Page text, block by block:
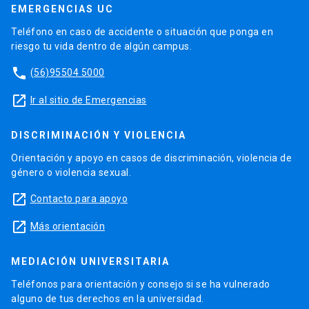
EMERGENCIAS UC
Teléfono en caso de accidente o situación que ponga en
riesgo tu vida dentro de algún campus.
phone (56)95504 5000
launch Ir al sitio de Emergencias
DISCRIMINACIÓN Y VIOLENCIA
Orientación y apoyo en casos de discriminación, violencia de
género o violencia sexual.
launch Contacto para apoyo
launch Más orientación
MEDIACIÓN UNIVERSITARIA
Teléfonos para orientación y consejo si se ha vulnerado
alguno de tus derechos en la universidad.